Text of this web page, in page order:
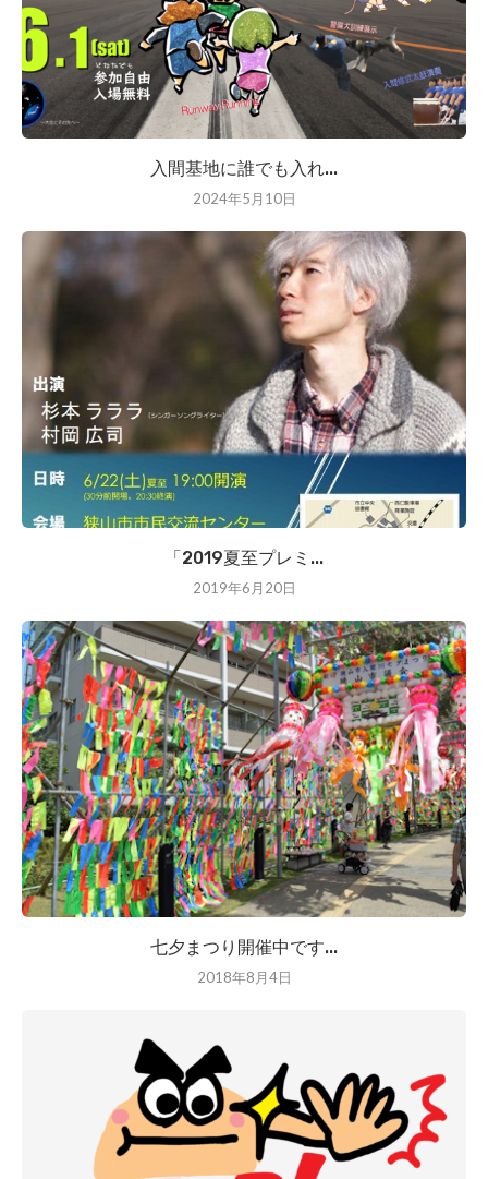
入間基地に誰でも入れ...
2024年5月10日
「2019夏至プレミ...
2019年6月20日
七夕まつり開催中です...
2018年8月4日